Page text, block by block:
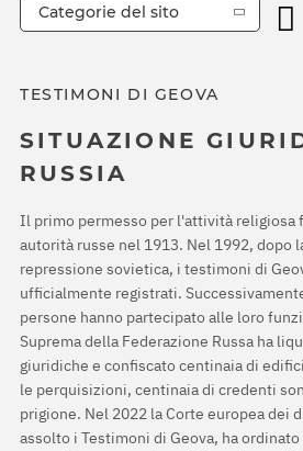
TESTIMONI DI GEOVA
SITUAZIONE
RUSSIA
Il primo permesso per l'attività religiosa
autorità russe nel 1913. Nel 1992, dopo
repressione sovietica, i testimoni di
ufficialmente registrati.
persone hanno partecipato alle loro
Suprema della Federazione Russa ha
giuridiche e confiscato centinaia di
le perquisizioni, centinaia di credenti
prigione. Nel 2022 la Corte europea dei
assolto i Testimoni di Geova, ha
Categorie del sito